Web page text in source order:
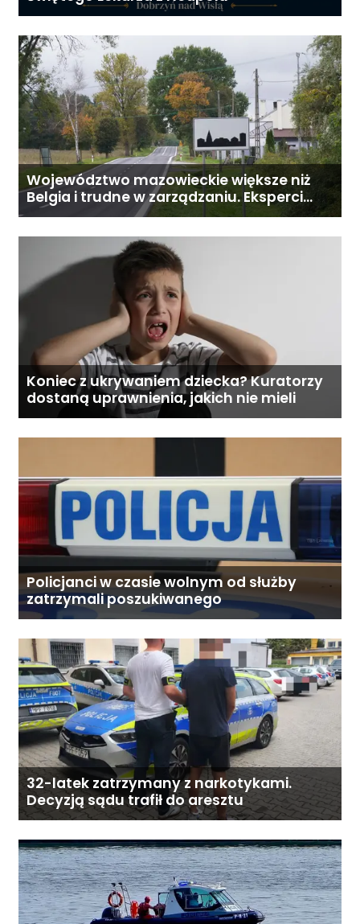
Województwo mazowieckie większe niż
Belgia i trudne w zarządzaniu. Eksperci
proponują podział centralnej Polski
Koniec z ukrywaniem dziecka? Kuratorzy
dostaną uprawnienia, jakich nie mieli
Policjanci w czasie wolnym od służby
zatrzymali poszukiwanego
32-latek zatrzymany z narkotykami.
Decyzją sądu trafił do aresztu